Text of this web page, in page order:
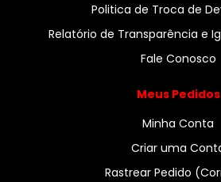
Politica de Troca de
Relatório de Transparência e
Fale Conosco
Meus Pedidos
Minha Conta
Criar uma
Rastrear Pedido